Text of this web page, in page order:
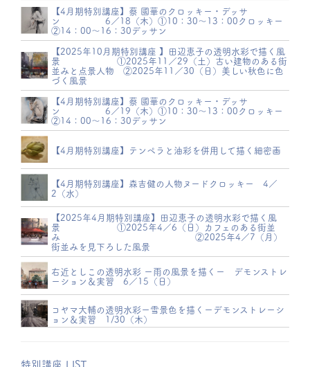
【4月期特別講座】蔡 國華のクロッキー・デッサ
ン 6／18（木）①10：30～13：00クロッキー
②14：00～16：30デッサン
【2025年10月期特別講座 】田辺恵子の透明水彩で描く風
景 ①2025年11／29（土）古い建物のある街
並みと点景人物 ②2025年11／30（日）美しい秋色に色
づく風景
【4月期特別講座】蔡 國華のクロッキー・デッサ
ン 6／19（木）①10：30～13：00クロッキー
②14：00～16：30デッサン
【4月期特別講座】テンペラと油彩を併用して描く細密画
【4月期特別講座】森吉健の人物ヌードクロッキー 4／
2（水）
【2025年4月期特別講座】田辺恵子の透明水彩で描く風
景 ①2025年4／6（日）カフェのある街並
み ②2025年4／7（月）
街並みを見下ろした風景
右近としこの透明水彩 ー雨の風景を描くー デモンストレ
ーション＆実習 6／15（日）
コヤマ大輔の透明水彩ー雪景色を描くーデモンストレーシ
ョン＆実習 1/30（木）
特別講座 LIST